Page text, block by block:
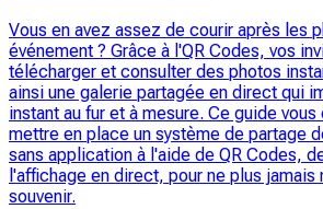
Vous en avez assez de courir après les
événement ? Grâce à l'QR Codes, vos
télécharger et consulter des photos
ainsi une galerie partagée en direct qui
instant au fur et à mesure. Ce guide
mettre en place un système de partage
sans application à l'aide de QR Codes,
l'affichage en direct, pour ne plus jamais
souvenir.